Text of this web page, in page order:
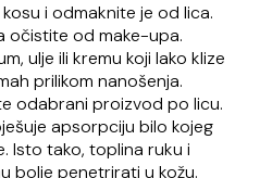
i odmaknite je od lica.
očistite od make-upa.
ulje ili kremu koji lako klize
prilikom nanošenja.
odabrani proizvod po licu.
apsorpciju bilo kojeg
Isto tako, toplina ruku i
bolje penetrirati u kožu.